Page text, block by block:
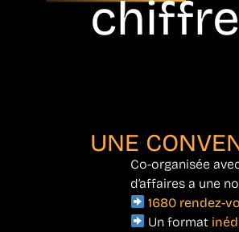
UNE
Co-organisée
d’affaires a une
1680 rendez-
Un format